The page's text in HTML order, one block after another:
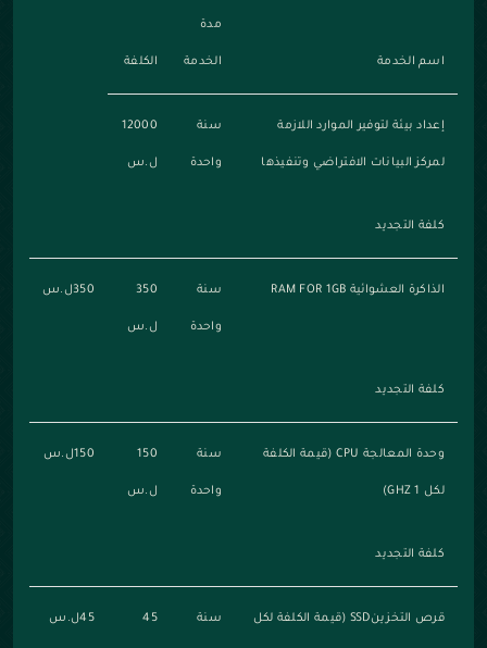
اسم الخدمة
مدة
الخدمة الكلفة
إعداد بيئة لتوفير الموارد اللازمة
لمركز البيانات الافتراضي وتنفيذها
سنة
واحدة
12000
ل.س
كلفة التجديد
الذاكرة العشوائية RAM FOR 1GB سنة
واحدة
350
ل.س
350ل.س
كلفة التجديد
وحدة المعالجة CPU (قيمة الكلفة
لكل 1 GHZ)
سنة
واحدة
150
ل.س
150ل.س
كلفة التجديد
قرص التخزينSSD (قيمة الكلفة لكل سنة 45 45ل.س